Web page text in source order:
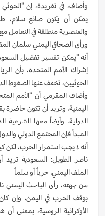
وأضاف، في تغريدة، إن
يمكن أن يكون صانع سلام،
والعنصرية منطلقة في التعامل مع
ورأى الصحافي اليمني سلمان
أنه "يمكن تفسير تفضيل
إشراك الأمم المتحدة، بأن
الحوثيين، تخفف عنها الضغوط
وأضاف المقرمي أن "الأمم
اليمنية، وتريد أن تكون حاضرة
الدولية، وأيضاً معها
المبدأ فإن المجتمع الدولي
أنه لا يجب استمرار الحرب، لكن
ناصر الطويل: السعودية
الملف اليمني، حرباً أو سلماً
من جهته، رأى الباحث اليمني
بوقف الحرب في اليمن، وإن
الأوكرانية الروسية، بمعنى